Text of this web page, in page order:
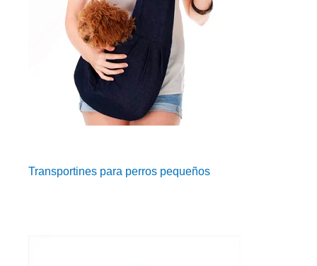
Transportines para perros pequeños